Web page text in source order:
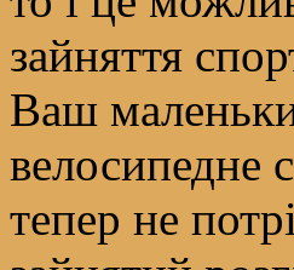
зайняття
Ваш
велосипедне
тепер не